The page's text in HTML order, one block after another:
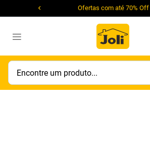
Ofertas com até 70% Off
Encontre um produto...